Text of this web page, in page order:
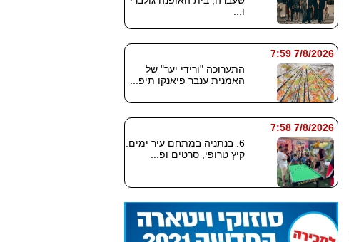
ו...
7/8/2026 7:59
התערוכה "ורידי יער" של
האמנית ענבר פיאנקו תיפ...
7/8/2026 7:58
6. בנתניה במתחם עיר ימים:
קיץ טרופי, סרטים ופ...